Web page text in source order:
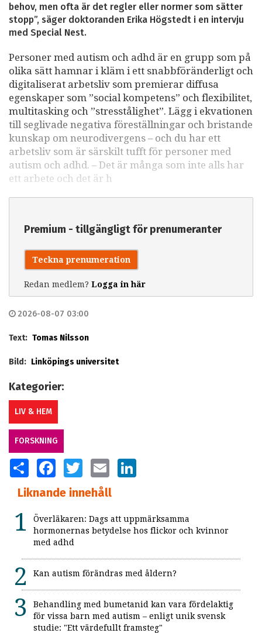
behov, men ofta är det regler eller normer som sätter
stopp”, säger doktoranden Erika Högstedt i en intervju
med Special Nest.
Personer med autism och adhd är en grupp som på
olika sätt hamnar i kläm i ett snabbföränderligt och
digitaliserat arbetsliv som premierar diffusa
egenskaper som ”social kompetens” och flexibilitet,
multitasking och ”stresstålighet”. Lägg i ekvationen
till seglivade negativa föreställningar och bristande
kunskap om neurodivergens – och du har ett
arbetsliv som är särskilt tufft för personer med
autism och adhd. – Det är många som inte alls har
ett arbete och det är h
Premium - tillgängligt för prenumeranter
Teckna prenumeration
Redan medlem? Logga in här
2026-08-07 03:00
Text: Tomas Nilsson
Bild: Linköpings universitet
Kategorier:
LIV & HEM
FORSKNING
SHARE FACEBOOKTWITTER EMAIL
Liknande innehåll
Överläkaren: Dags att uppmärksamma
hormonernas betydelse hos flickor och kvinnor
med adhd
Kan autism förändras med åldern?
Behandling med bumetanid kan vara fördelaktig
för vissa barn med autism – enligt unik svensk
studie: "Ett värdefullt framsteg"